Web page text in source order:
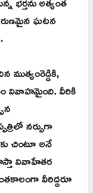
ఘటన
ముత్యంరెడ్డికి,
వివాహమైంది. వీరికి
నర్సుగా
చింటూ అనే
వివాహేతర
వీరిద్దరూ